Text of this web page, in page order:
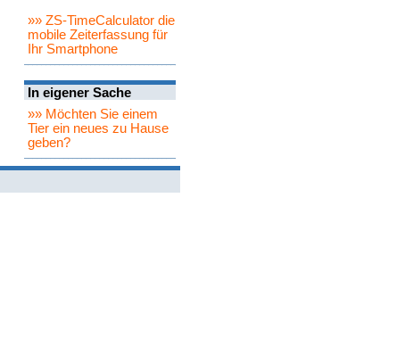
»» ZS-TimeCalculator die
mobile Zeiterfassung für
Ihr Smartphone
In eigener Sache
»» Möchten Sie einem
Tier ein neues zu Hause
geben?